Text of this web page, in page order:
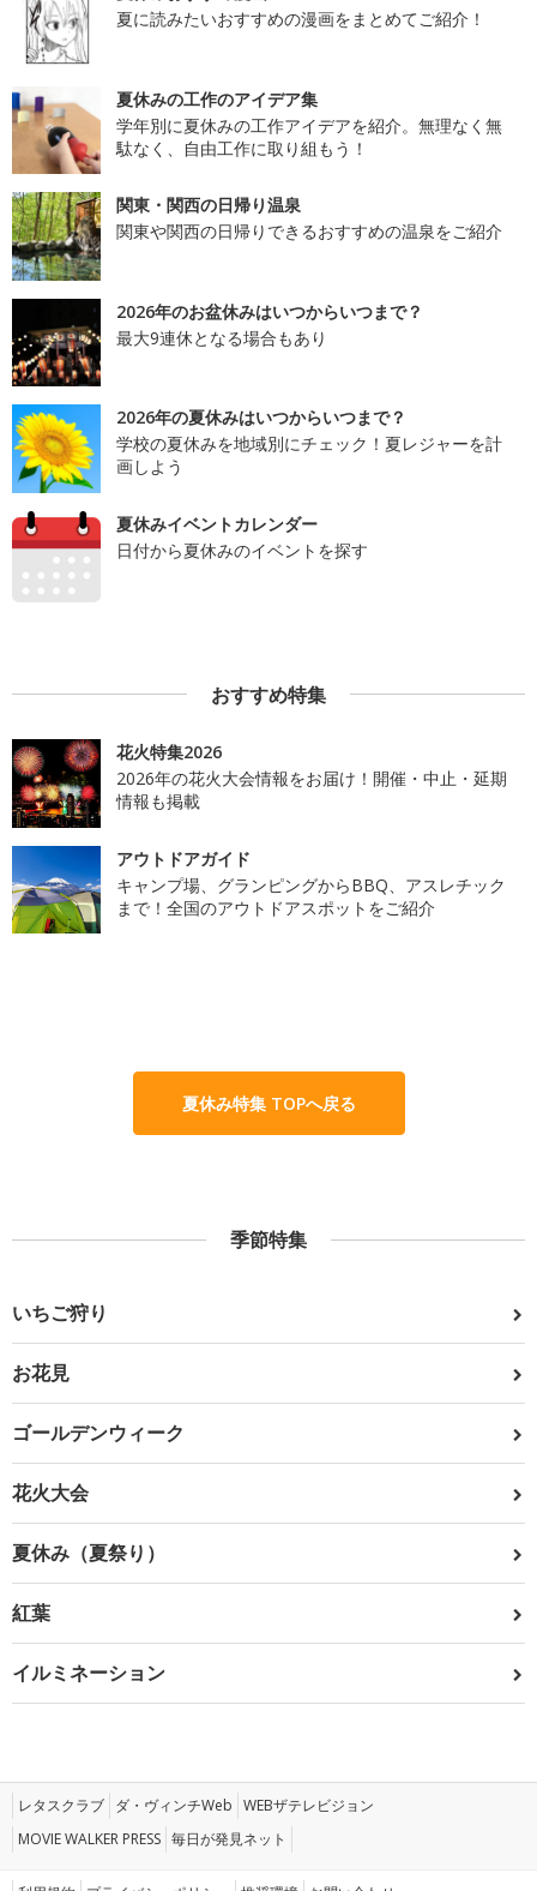
夏に読みたいおすすめの漫画をまとめてご紹介！
夏休みの工作のアイデア集
学年別に夏休みの工作アイデアを紹介。無理なく無
駄なく、自由工作に取り組もう！
関東・関西の日帰り温泉
関東や関西の日帰りできるおすすめの温泉をご紹介
2026年のお盆休みはいつからいつまで？
最大9連休となる場合もあり
2026年の夏休みはいつからいつまで？
学校の夏休みを地域別にチェック！夏レジャーを計
画しよう
夏休みイベントカレンダー
日付から夏休みのイベントを探す
おすすめ特集
花火特集2026
2026年の花火大会情報をお届け！開催・中止・延期
情報も掲載
アウトドアガイド
キャンプ場、グランピングからBBQ、アスレチック
まで！全国のアウトドアスポットをご紹介
夏休み特集 TOPへ戻る
季節特集
いちご狩り
お花見
ゴールデンウィーク
花火大会
夏休み（夏祭り）
紅葉
イルミネーション
レタスクラブ ダ・ヴィンチWeb WEBザテレビジョン
MOVIE WALKER PRESS 毎日が発見ネット